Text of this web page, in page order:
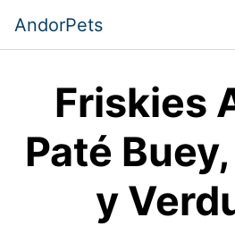
contenido
AndorPets
Friskies
Paté
y